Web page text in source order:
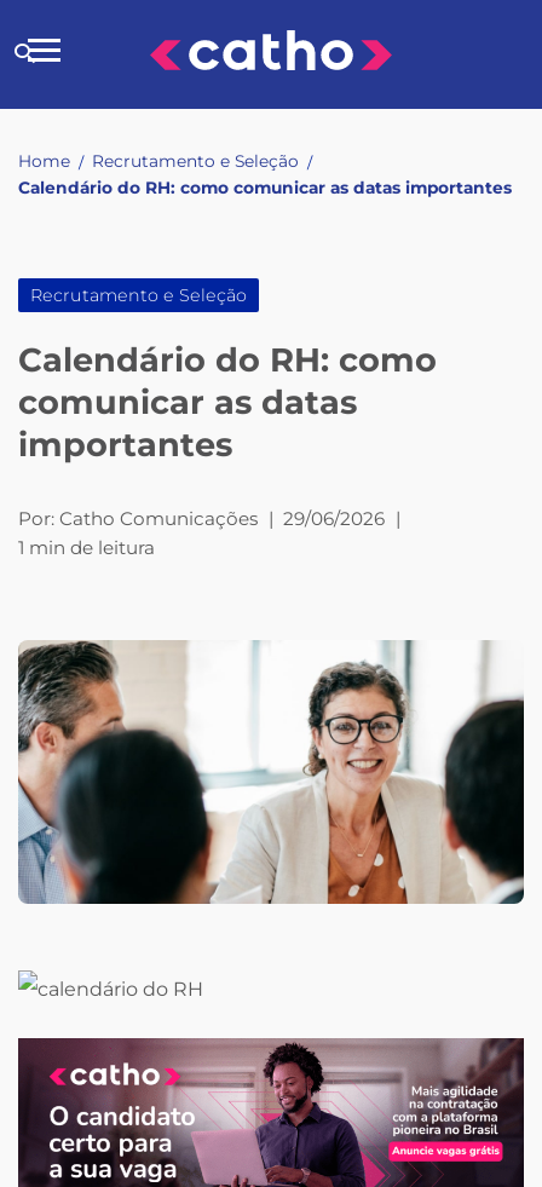
to
Buscar
Home / Recrutamento e Seleção /
Calendário do RH: como comunicar as datas importantes
Recrutamento e Seleção
Calendário do RH: como
comunicar as datas
importantes
Por: Catho Comunicações | 29/06/2026 |
1 min de leitura